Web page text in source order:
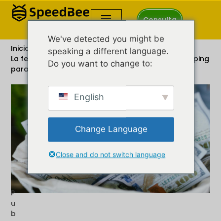
Consulta
Inicio
La fea verdad: ¿Sigue valiendo la pena el Dropshipping
para principiantes?
P
u
b
We've detected you might be
speaking a different language.
Do you want to change to:
English
Change Language
Close and do not switch language